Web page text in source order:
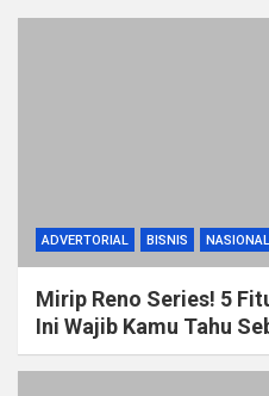
ADVERTORIAL BISNIS NASIONAL
Mirip Reno Series! 5
Ini Wajib Kamu Tahu